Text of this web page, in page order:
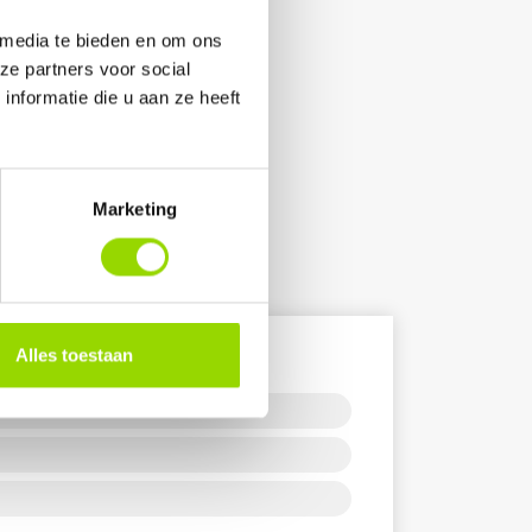
te bieden en om ons
partners voor social
die u aan ze heeft
Marketing
Alles toestaan